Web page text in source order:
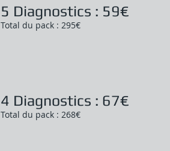
5 Diagnostics : 59€
Total du pack : 295€
4 Diagnostics : 67€
Total du pack : 268€